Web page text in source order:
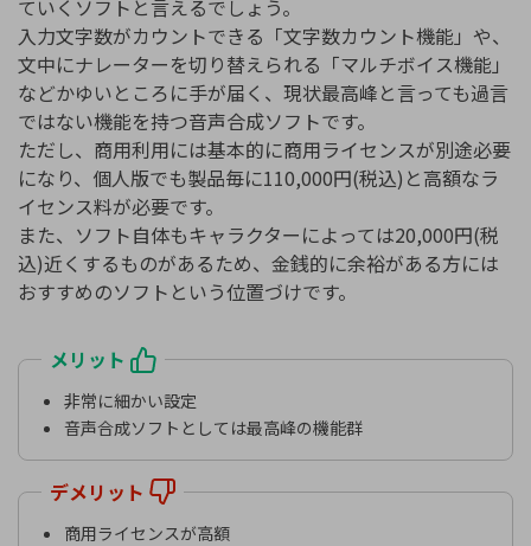
ていくソフトと言えるでしょう。
入力文字数がカウントできる「文字数カウント機能」や、
文中にナレーターを切り替えられる「マルチボイス機能」
などかゆいところに手が届く、現状最高峰と言っても過言
ではない機能を持つ音声合成ソフトです。
ただし、商用利用には基本的に商用ライセンスが別途必要
になり、個人版でも製品毎に110,000円(税込)と高額なラ
イセンス料が必要です。
また、ソフト自体もキャラクターによっては20,000円(税
込)近くするものがあるため、金銭的に余裕がある方には
おすすめのソフトという位置づけです。
メリット
非常に細かい設定
音声合成ソフトとしては最高峰の機能群
デメリット
商用ライセンスが高額